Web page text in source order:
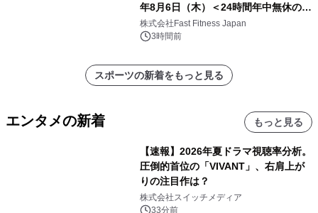
年8月6日（木）＜24時間年中無休のフ
ィットネスジム＞
株式会社Fast Fitness Japan
3時間前
スポーツの新着をもっと見る
エンタメの新着 もっと見る
【速報】2026年夏ドラマ視聴率分析。
圧倒的首位の「VIVANT」、右肩上が
りの注目作は？
株式会社スイッチメディア
33分前